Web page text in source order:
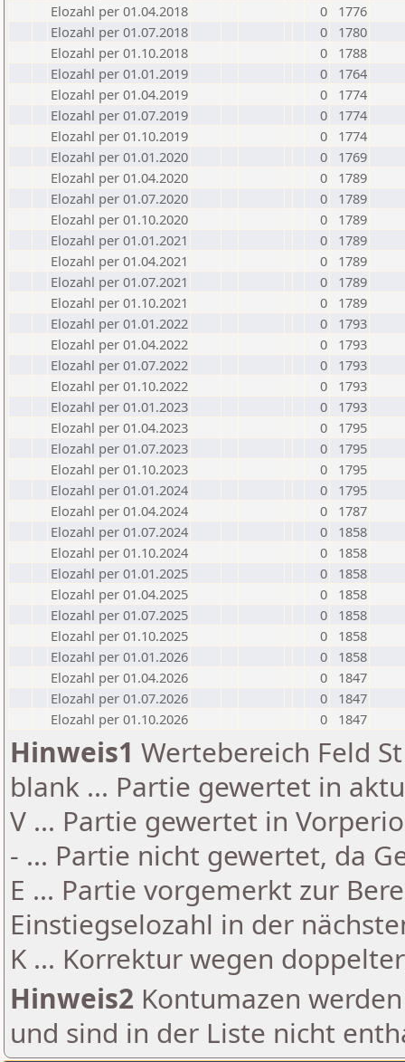
Elozahl per 01.04.2018
0
1776
Elozahl per 01.07.2018
0
1780
Elozahl per 01.10.2018
0
1788
Elozahl per 01.01.2019
0
1764
Elozahl per 01.04.2019
0
1774
Elozahl per 01.07.2019
0
1774
Elozahl per 01.10.2019
0
1774
Elozahl per 01.01.2020
0
1769
Elozahl per 01.04.2020
0
1789
Elozahl per 01.07.2020
0
1789
Elozahl per 01.10.2020
0
1789
Elozahl per 01.01.2021
0
1789
Elozahl per 01.04.2021
0
1789
Elozahl per 01.07.2021
0
1789
Elozahl per 01.10.2021
0
1789
Elozahl per 01.01.2022
0
1793
Elozahl per 01.04.2022
0
1793
Elozahl per 01.07.2022
0
1793
Elozahl per 01.10.2022
0
1793
Elozahl per 01.01.2023
0
1793
Elozahl per 01.04.2023
0
1795
Elozahl per 01.07.2023
0
1795
Elozahl per 01.10.2023
0
1795
Elozahl per 01.01.2024
0
1795
Elozahl per 01.04.2024
0
1787
Elozahl per 01.07.2024
0
1858
Elozahl per 01.10.2024
0
1858
Elozahl per 01.01.2025
0
1858
Elozahl per 01.04.2025
0
1858
Elozahl per 01.07.2025
0
1858
Elozahl per 01.10.2025
0
1858
Elozahl per 01.01.2026
0
1858
Elozahl per 01.04.2026
0
1847
Elozahl per 01.07.2026
0
1847
Elozahl per 01.10.2026
0 1847
Hinweis1 Wertebereich Feld
blank ... Partie gewertet in
V ... Partie gewertet in
- ... Partie nicht gewertet, da
E ... Partie vorgemerkt zur
Einstiegselozahl in der
K ... Korrektur wegen
Hinweis2 Kontumazen
und sind in der Liste nicht